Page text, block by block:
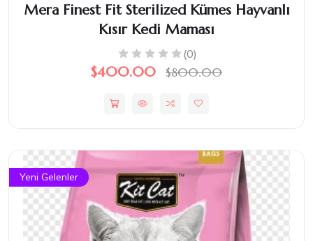
Mera Finest Fit Sterilized Kümes Hayvanlı
Kısır Kedi Maması
(0)
$400.00 $800.00
Yeni Gelenler